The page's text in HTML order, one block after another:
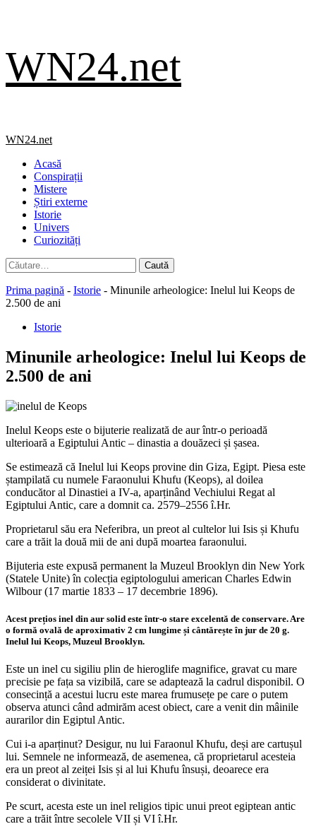
to
content
WN24.net
Primary
WN24.net
Acasă
Conspirații
Mistere
Știri externe
Istorie
Univers
Curiozități
Caută
după:
Prima pagină - Istorie - Minunile arheologice: Inelul lui Keops de
2.500 de ani
Istorie
Minunile arheologice: Inelul lui Keops de
2.500 de ani
Inelul Keops este o bijuterie realizată de aur într-o perioadă
ulterioară a Egiptului Antic – dinastia a douăzeci și șasea.
Se estimează că Inelul lui Keops provine din Giza, Egipt. Piesa este
ștampilată cu numele Faraonului Khufu (Keops), al doilea
conducător al Dinastiei a IV-a, aparținând Vechiului Regat al
Egiptului Antic, care a domnit са. 2579–2556 î.Hr.
Proprietarul său era Neferibra, un preot al cultelor lui Isis și Khufu
care a trăit la două mii de ani după moartea faraonului.
Bijuteria este expusă permanent la Muzeul Brooklyn din New York
(Statele Unite) în colecția egiptologului american Charles Edwin
Wilbour (17 martie 1833 – 17 decembrie 1896).
Acest prețios inel din aur solid este într-o stare excelentă de conservare. Are
o formă ovală de aproximativ 2 cm lungime și cântărește în jur de 20 g.
Inelul lui Keops, Muzeul Brooklyn.
Este un inel cu sigiliu plin de hieroglife magnifice, gravat cu mare
ргeсіѕіe pe fața sa vizibilă, care se adaptează la cadrul disponibil. O
consecință a acestui lucru este marea frumusețe pe care o putem
observa atunci când admirăm acest obiect, care a venit din mâinile
aurarilor din Egiptul Antic.
Cui i-a aparținut? Desigur, nu lui Faraonul Khufu, deși are cartușul
lui. Semnele ne informează, de asemenea, că proprietarul acesteia
era un preot al zeiței Isis și al lui Khufu însuși, deoarece era
considerat o divinitate.
Pe scurt, acesta este un inel religios tipic unui preot egiptean antic
care a trăit între secolele VII și VI î.Hr.